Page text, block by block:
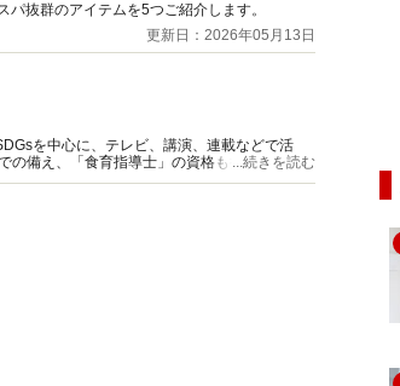
抜群のアイテムを5つご紹介します。
更新日：2026年05月13日
を中心に、テレビ、講演、連載などで活
の備え、「食育指導士」の資格も持ち食品ロ
）他。
...続きを読む